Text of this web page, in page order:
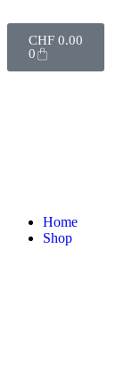
CHF 0.00
0
Home
Shop